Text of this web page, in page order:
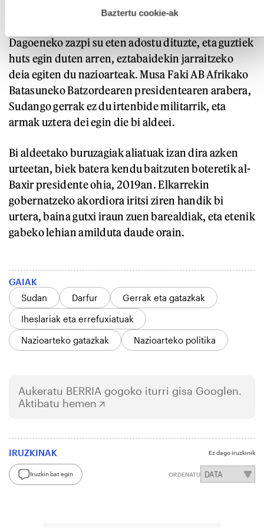
esplizitua ematen diguzu.Gehiago irakurri
Baztertu cookie-ak
Dagoeneko zazpi su eten adostu dituzte, eta guztiek
huts egin duten arren, eztabaidekin jarraitzeko
deia egiten du nazioarteak. Musa Faki AB Afrikako
Batasuneko Batzordearen presidentearen arabera,
Sudango gerrak ez du irtenbide militarrik, eta
armak uztera dei egin die bi aldeei.
Bi aldeetako buruzagiak aliatuak izan dira azken
urteetan, biek batera kendu baitzuten boteretik al-
Baxir presidente ohia, 2019an. Elkarrekin
gobernatzeko akordiora iritsi ziren handik bi
urtera, baina gutxi iraun zuen barealdiak, eta etenik
gabeko lehian amilduta daude orain.
GAIAK
Sudan
Darfur
Gerrak eta gatazkak
Iheslariak eta errefuxiatuak
Nazioarteko gatazkak
Nazioarteko politika
Aukeratu BERRIA gogoko iturri gisa Googlen.
Aktibatu hemen
IRUZKINAK Ez dago iruzkinik
Iruzkin bat egin ORDENATU